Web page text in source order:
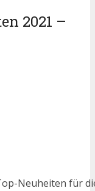
2021 –
Neuheiten für